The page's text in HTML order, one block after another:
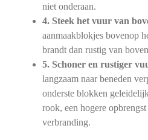
niet onderaan.
4. Steek het vuur van
aanmaakblokjes bovenop
brandt dan rustig van
5. Schoner en rustiger
langzaam naar beneden
onderste blokken
rook, een hogere
verbranding.